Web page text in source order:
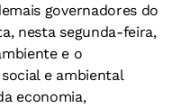
governadores do
nesta segunda-feira,
e o
e ambiental
economia,